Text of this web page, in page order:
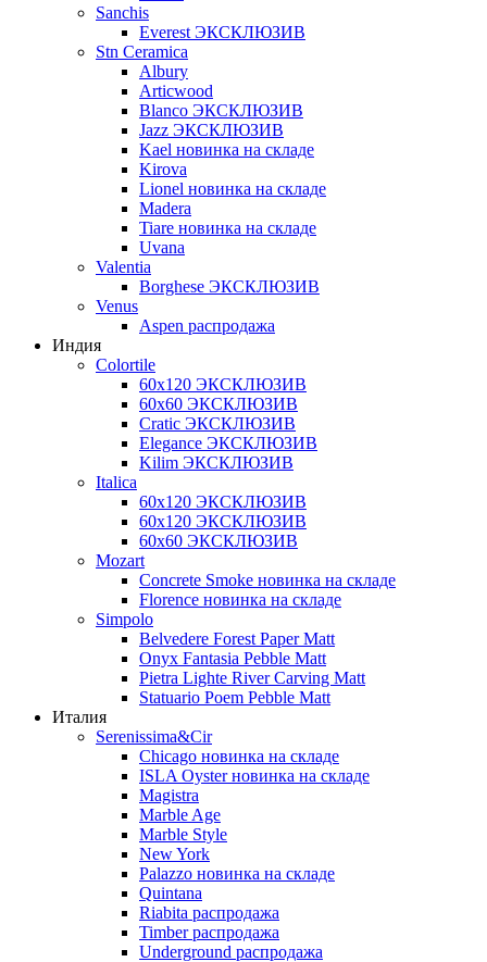
Sanchis
Everest ЭКСКЛЮЗИВ
Stn Ceramica
Albury
Articwood
Blanco ЭКСКЛЮЗИВ
Jazz ЭКСКЛЮЗИВ
Kael новинка на складе
Kirova
Lionel новинка на складе
Madera
Tiare новинка на складе
Uvana
Valentia
Borghese ЭКСКЛЮЗИВ
Venus
Aspen распродажа
Индия
Colortile
60х120 ЭКСКЛЮЗИВ
60х60 ЭКСКЛЮЗИВ
Cratic ЭКСКЛЮЗИВ
Elegance ЭКСКЛЮЗИВ
Kilim ЭКСКЛЮЗИВ
Italica
60х120 ЭКСКЛЮЗИВ
60х120 ЭКСКЛЮЗИВ
60х60 ЭКСКЛЮЗИВ
Mozart
Concrete Smoke новинка на складе
Florence новинка на складе
Simpolo
Belvedere Forest Paper Matt
Onyx Fantasia Pebble Matt
Pietra Lighte River Carving Matt
Statuario Poem Pebble Matt
Италия
Serenissima&Cir
Chicago новинка на складе
ISLA Oyster новинка на складе
Magistra
Marble Age
Marble Style
New York
Palazzo новинка на складе
Quintana
Riabita распродажа
Timber распродажа
Underground распродажа